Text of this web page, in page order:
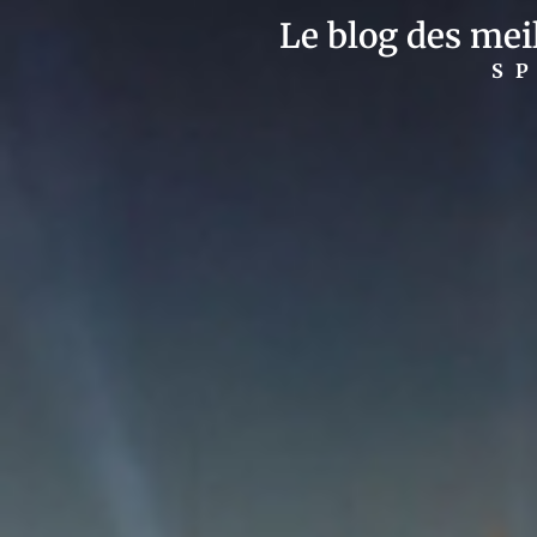
Le blog des